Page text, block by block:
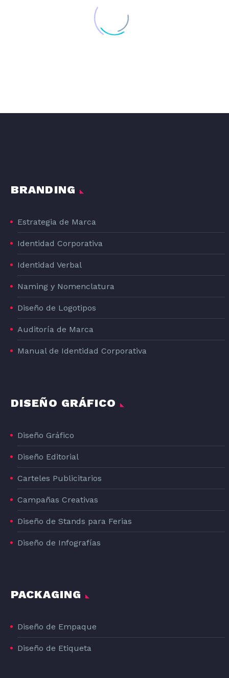
BRANDING
Estrategia de Marca
Identidad Corporativa
Identidad Verbal
Naming y Nomenclatura
Diseño de Logotipos
Auditoría de Marca
Manual de Identidad Corporativa
DISEÑO GRÁFICO
Diseño Gráfico
Diseño Editorial
Carteles Publicitarios
Campañas Creativas
Diseño de Stands para Ferias
Diseño de Infografías
PACKAGING
Diseño de Empaque
Diseño de Etiqueta